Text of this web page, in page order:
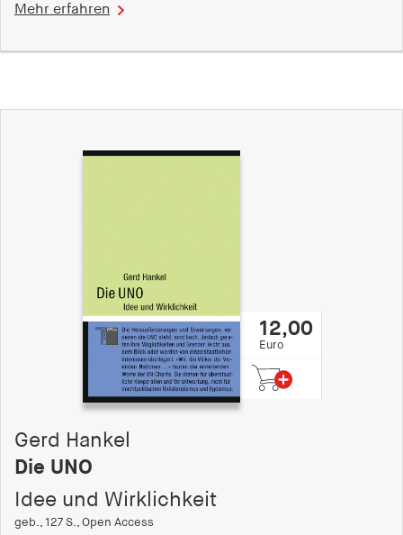
Mehr erfahren
12,00
Euro
Gerd Hankel
Die UNO
Idee und Wirklichkeit
geb., 127 S., Open Access